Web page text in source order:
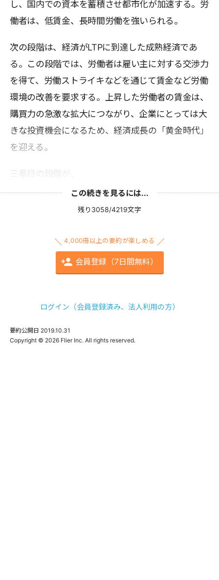
し、国内での資本を蓄積させ都市化が加速する。労
働者は、低賃金、長時間労働を強いられる。
次の段階は、経済がLTPに到達した成熟経済であ
る。この段階では、労働者は雇い主に対する交渉力
を得て、労働ストライキなどを通じて賃金など労働
環境の改善を要求する。上昇した労働者の賃金は、
購買力の急激な拡大につながり、企業にとっては大
きな投資機会になるため、経済成長の「黄金時代」
を迎える。
三番目の段階が、
この続きを見るには...
残り3058/4219文字
4,000冊以上の要約が楽しめる
会員登録（7日間無料）
ログイン（会員登録済み、法人利用の方）
要約公開日 2019.10.31